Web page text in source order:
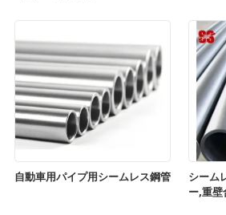
自動車用パイプ用シームレス鋼管
シーム
ー,重壁